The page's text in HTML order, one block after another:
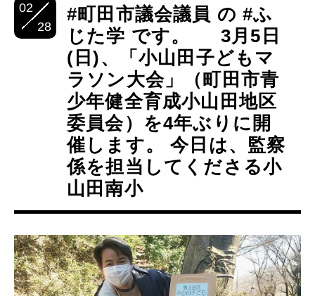
02
28
#町田市議会議員 の #ふ
じた学 です。 3月5日
(日)、「小山田子どもマ
ラソン大会」（町田市青
少年健全育成小山田地区
委員会）を4年ぶりに開
催します。 今日は、監察
係を担当してくださる小
山田南小